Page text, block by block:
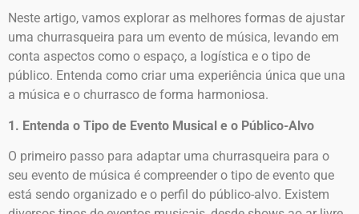
Neste artigo, vamos explorar as melhores formas de ajustar
uma churrasqueira para um evento de música, levando em
conta aspectos como o espaço, a logística e o tipo de
público. Entenda como criar uma experiência única que una
a música e o churrasco de forma harmoniosa.
1. Entenda o Tipo de Evento Musical e o Público-Alvo
O primeiro passo para adaptar uma churrasqueira para o
seu evento de música é compreender o tipo de evento que
está sendo organizado e o perfil do público-alvo. Existem